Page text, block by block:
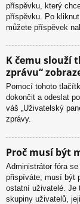
příspěvku, který
příspěvku. Po
můžete příspěvek
K čemu slouží
zprávu“
Pomocí tohoto
dokončit a odeslat
váš „Uživatelský
zprávy.
Proč musí být
Administrátor fóra
přispíváte, musí být
ostatní uživatelé. Je
skupiny uživatelů,